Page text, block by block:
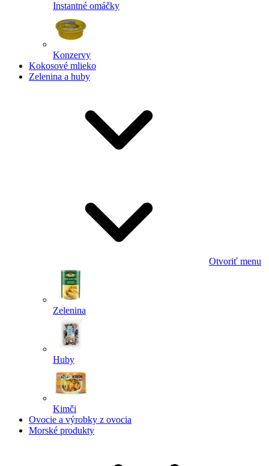
Instantné omáčky
Konzervy
Kokosové mlieko
Zelenina a huby
Otvoriť menu
Zelenina
Huby
Kimči
Ovocie a výrobky z ovocia
Morské produkty